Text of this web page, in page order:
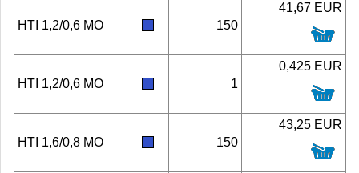
HTI 1,2/0,6 MO 150
41,67 EUR
HTI 1,2/0,6 MO 1
0,425 EUR
HTI 1,6/0,8 MO 150
43,25 EUR